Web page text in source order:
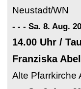
Neustadt/WN
- - - Sa. 8. Aug.
14.00 Uhr /
Franziska
Alte Pfarrkirche